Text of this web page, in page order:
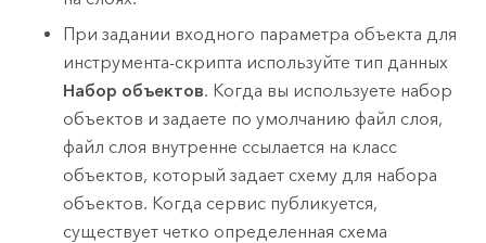
При задании входного параметра объекта для
инструмента-скрипта используйте тип данных
Набор объектов. Когда вы используете набор
объектов и задаете по умолчанию файл слоя,
файл слоя внутренне ссылается на класс
объектов, который задает схему для набора
объектов. Когда сервис публикуется,
существует четко определенная схема